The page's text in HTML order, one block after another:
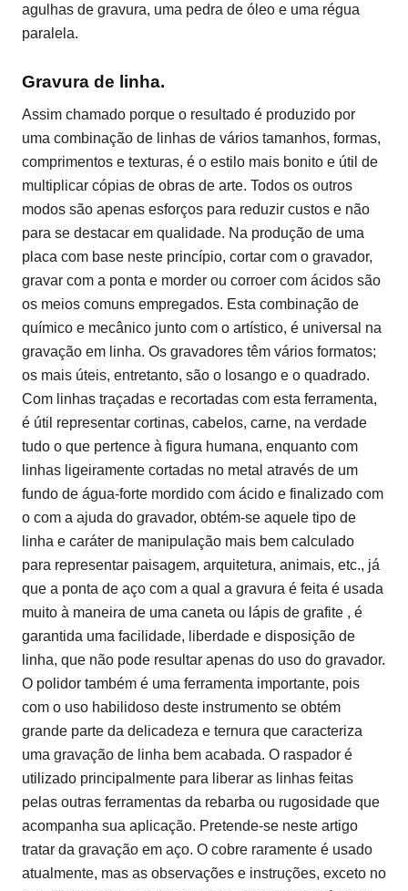
agulhas de gravura, uma pedra de óleo e uma régua
paralela.
Gravura de linha.
Assim chamado porque o resultado é produzido por
uma combinação de linhas de vários tamanhos, formas,
comprimentos e texturas, é o estilo mais bonito e útil de
multiplicar cópias de obras de arte. Todos os outros
modos são apenas esforços para reduzir custos e não
para se destacar em qualidade. Na produção de uma
placa com base neste princípio, cortar com o gravador,
gravar com a ponta e morder ou corroer com ácidos são
os meios comuns empregados. Esta combinação de
químico e mecânico junto com o artístico, é universal na
gravação em linha. Os gravadores têm vários formatos;
os mais úteis, entretanto, são o losango e o quadrado.
Com linhas traçadas e recortadas com esta ferramenta,
é útil representar cortinas, cabelos, carne, na verdade
tudo o que pertence à figura humana, enquanto com
linhas ligeiramente cortadas no metal através de um
fundo de água-forte mordido com ácido e finalizado com
o com a ajuda do gravador, obtém-se aquele tipo de
linha e caráter de manipulação mais bem calculado
para representar paisagem, arquitetura, animais, etc., já
que a ponta de aço com a qual a gravura é feita é usada
muito à maneira de uma caneta ou lápis de grafite , é
garantida uma facilidade, liberdade e disposição de
linha, que não pode resultar apenas do uso do gravador.
O polidor também é uma ferramenta importante, pois
com o uso habilidoso deste instrumento se obtém
grande parte da delicadeza e ternura que caracteriza
uma gravação de linha bem acabada. O raspador é
utilizado principalmente para liberar as linhas feitas
pelas outras ferramentas da rebarba ou rugosidade que
acompanha sua aplicação. Pretende-se neste artigo
tratar da gravação em aço. O cobre raramente é usado
atualmente, mas as observações e instruções, exceto no